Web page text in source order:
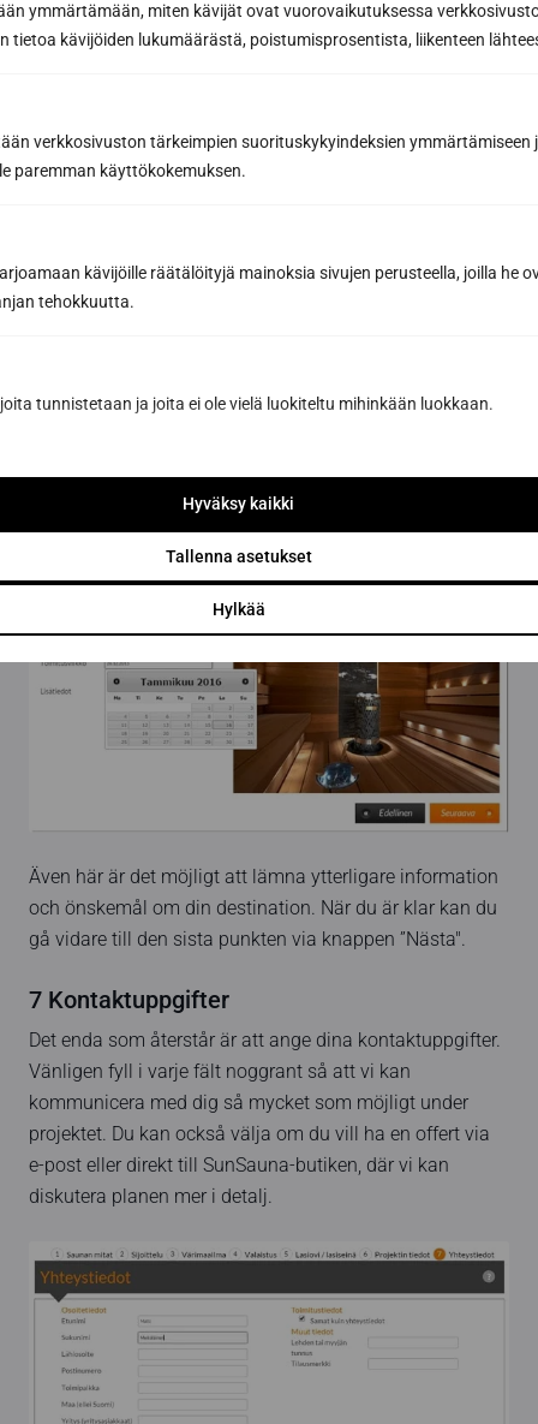
ymmärtämään, miten kävijät ovat vuorovaikutuksessa
tietoa kävijöiden lukumäärästä, poistumisprosentista, liikenteen
verkkosivuston tärkeimpien suorituskykyindeksien ymmärtämiseen
paremman käyttökokemuksen.
kävijöille räätälöityjä mainoksia sivujen perusteella, joilla he
tehokkuutta.
tunnistetaan ja joita ei ole vielä luokiteltu mihinkään luokkaan.
Hylkää
Tallenna asetukset
Hyväksy kaikki
6 Projektinformation
Du måste välja typ av projekt från rullgardinsmenyn, dvs.
utformningen av din bastu och våra experter kommer att
kunna ge dig råd och vägledning för att uppnå bästa
Här kan du ange vilken leveransvecka du har tänkt dig,
därifrån välja önskat leveransdatum.
Även här är det möjligt att lämna ytterligare information
och önskemål om din destination. När du är klar kan du
gå vidare till den sista punkten via knappen ”Nästa".
7 Kontaktuppgifter
Det enda som återstår är att ange dina kontaktuppgifter.
Vänligen fyll i varje fält noggrant så att vi kan
kommunicera med dig så mycket som möjligt under
projektet. Du kan också välja om du vill ha en offert via
e-post eller direkt till SunSauna-butiken, där vi kan
diskutera planen mer i detalj.